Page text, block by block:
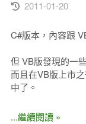
2011-01-20
C#版本，內容跟
但 VB版發現的一
而且在VB版上市
中了。
...繼續閱讀 »